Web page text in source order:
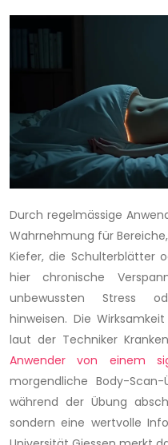
Durch regelmässige
Wahrnehmung für
Kiefer, die Schulterblätter
hier chronische
unbewussten Stress
hinweisen. Die
laut der Techniker
Anwender von einem
morgendliche Body-
während der Übung
sondern eine wertvolle